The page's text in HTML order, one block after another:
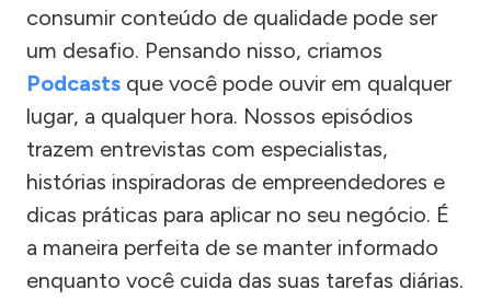
consumir conteúdo de qualidade pode ser
um desafio. Pensando nisso, criamos
Podcasts que você pode ouvir em qualquer
lugar, a qualquer hora. Nossos episódios
trazem entrevistas com especialistas,
histórias inspiradoras de empreendedores e
dicas práticas para aplicar no seu negócio. É
a maneira perfeita de se manter informado
enquanto você cuida das suas tarefas diárias.